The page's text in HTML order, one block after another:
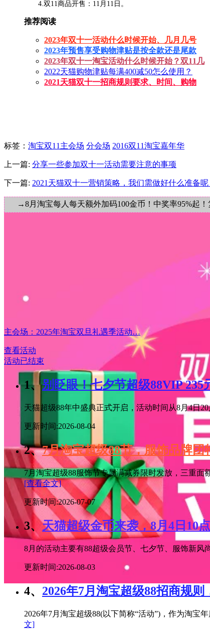
4.双11商品开售：11月11日。
推荐阅读
2023年双十一活动什么时候开始、几月几号
2023年预售享受购物津贴是按全款还是尾款
2023年双十一淘宝活动什么时候开始？双11几
2022天猫购物津贴每满400减50怎么使用？
2021天猫双十一招商规则要求、时间、购物
标签 ： 淘宝双11主会场 分会场 2016双11淘宝嘉年华
上一篇: 分享一些参加双十一活动需要注意的事项
下一篇: 2021天猫双十一营销策略，我们需做好什么准备呢
→8月淘宝每人每天额外加码100金币！中奖率95%起！
主会场：2025年淘宝双旦礼遇季活动…
查看活动
活动已结束
1、别眨眼！七夕节超级88VIP 235
天猫超级88年中盛典正式开启，活动时间从8月4日
更新时间:2026-08-04
2、7月淘宝超级88节，服饰品牌
7月淘宝超级88服饰节专属满减券限时发放，三重
[查看全文]
更新时间:2026-07-07
3、天猫超级金币来袭，8月4日10
8月的活动主要有88超级会员节、七夕节、服饰新
更新时间:2026-08-03
4、 2026年7月淘宝超级88招商规
2026年7月淘宝超级88(以下简称“活动”)，作为淘宝
文]